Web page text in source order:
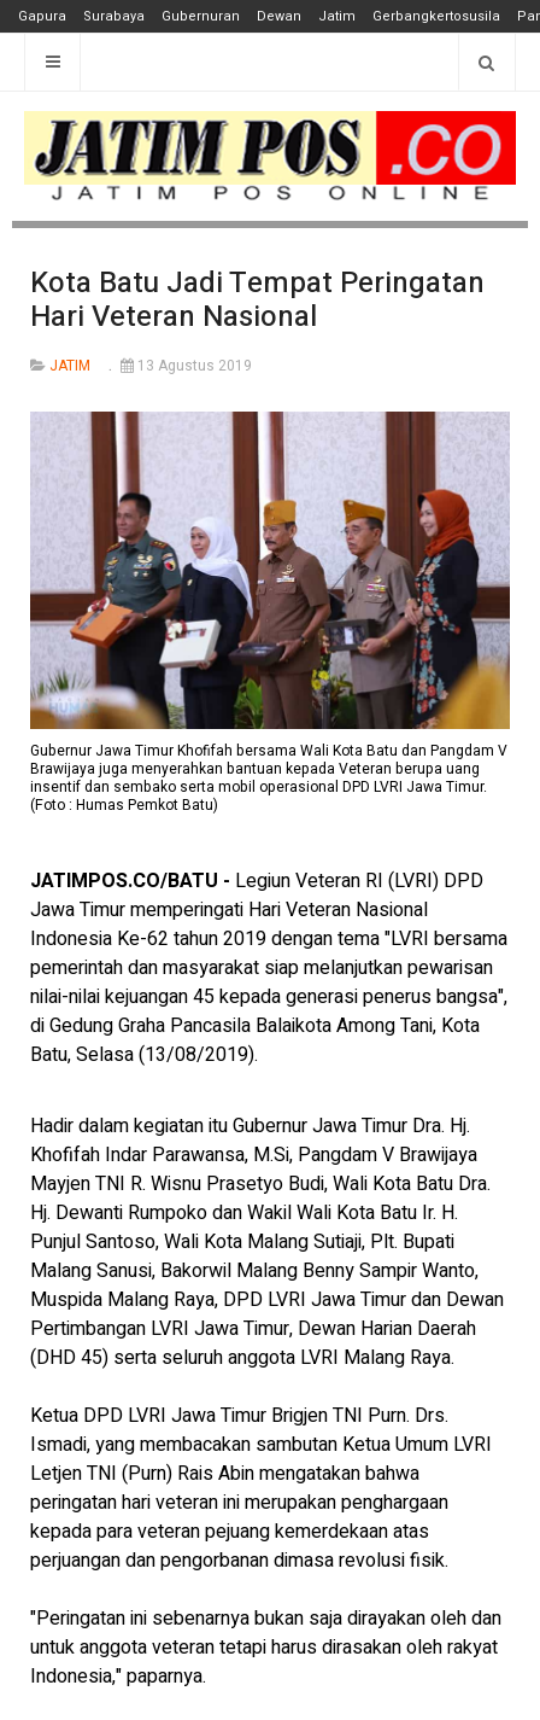
Gapura Surabaya Gubernuran Dewan Jatim Gerbangkertosusila
Kota Batu Jadi Tempat Peringatan
Hari Veteran Nasional
JATIM 13 Agustus 2019
Gubernur Jawa Timur Khofifah bersama Wali Kota Batu dan Pangdam V
Brawijaya juga menyerahkan bantuan kepada Veteran berupa uang
insentif dan sembako serta mobil operasional DPD LVRI Jawa Timur.
(Foto : Humas Pemkot Batu)
JATIMPOS.CO/BATU - Legiun Veteran RI (LVRI) DPD
Jawa Timur memperingati Hari Veteran Nasional
Indonesia Ke-62 tahun 2019 dengan tema "LVRI bersama
pemerintah dan masyarakat siap melanjutkan pewarisan
nilai-nilai kejuangan 45 kepada generasi penerus bangsa",
di Gedung Graha Pancasila Balaikota Among Tani, Kota
Batu, Selasa (13/08/2019).
Hadir dalam kegiatan itu Gubernur Jawa Timur Dra. Hj.
Khofifah Indar Parawansa, M.Si, Pangdam V Brawijaya
Mayjen TNI R. Wisnu Prasetyo Budi, Wali Kota Batu Dra.
Hj. Dewanti Rumpoko dan Wakil Wali Kota Batu Ir. H.
Punjul Santoso, Wali Kota Malang Sutiaji, Plt. Bupati
Malang Sanusi, Bakorwil Malang Benny Sampir Wanto,
Muspida Malang Raya, DPD LVRI Jawa Timur dan Dewan
Pertimbangan LVRI Jawa Timur, Dewan Harian Daerah
(DHD 45) serta seluruh anggota LVRI Malang Raya.
Ketua DPD LVRI Jawa Timur Brigjen TNI Purn. Drs.
Ismadi, yang membacakan sambutan Ketua Umum LVRI
Letjen TNI (Purn) Rais Abin mengatakan bahwa
peringatan hari veteran ini merupakan penghargaan
kepada para veteran pejuang kemerdekaan atas
perjuangan dan pengorbanan dimasa revolusi fisik.
"Peringatan ini sebenarnya bukan saja dirayakan oleh dan
untuk anggota veteran tetapi harus dirasakan oleh rakyat
Indonesia," paparnya.